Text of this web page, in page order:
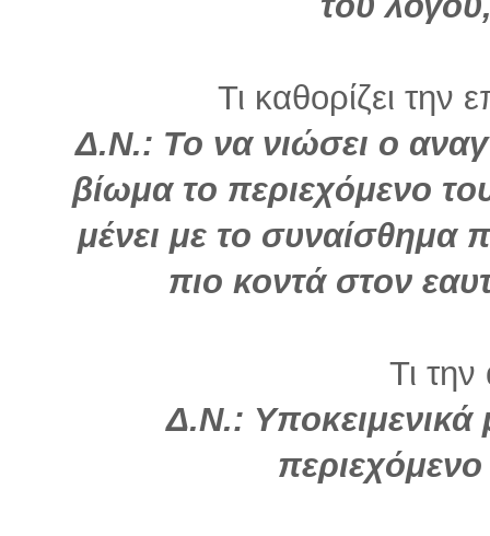
Τι καθορίζει την
Δ.Ν.: Το να νιώσει ο
βίωμα το περιεχόμενο
μένει με το συναίσθημα
πιο κοντά στον
Τι
Δ.Ν.: Υποκειμενικά